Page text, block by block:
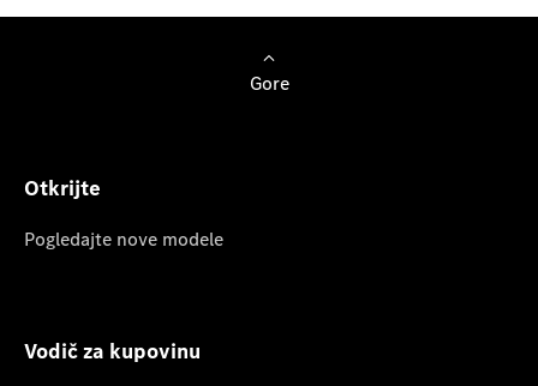
Gore
Otkrijte
Pogledajte nove modele
Vodič za kupovinu